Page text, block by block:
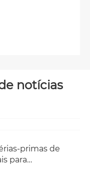
oca com
notícias